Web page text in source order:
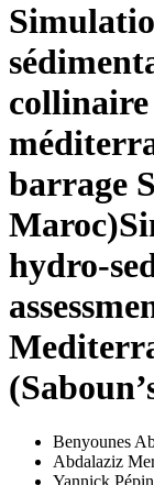
collinaire
barrage
Maroc)
hydro-
Benyounes
Abdalaziz
Yannick Pépin